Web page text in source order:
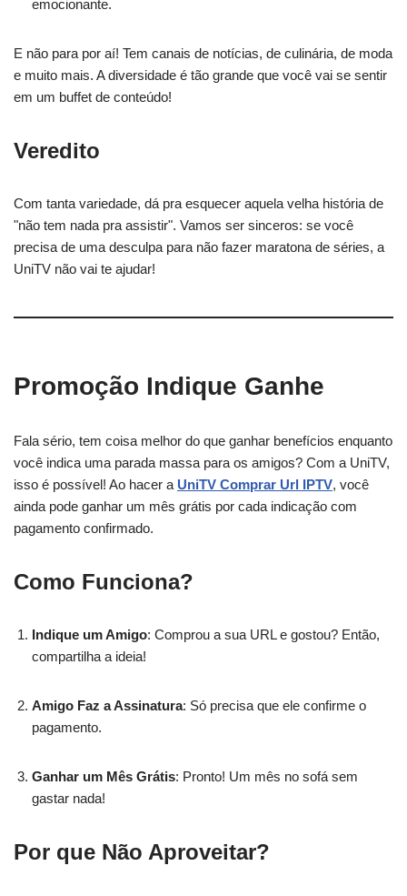
emocionante.
E não para por aí! Tem canais de notícias, de culinária, de moda
e muito mais. A diversidade é tão grande que você vai se sentir
em um buffet de conteúdo!
Veredito
Com tanta variedade, dá pra esquecer aquela velha história de
"não tem nada pra assistir". Vamos ser sinceros: se você
precisa de uma desculpa para não fazer maratona de séries, a
UniTV não vai te ajudar!
Promoção Indique Ganhe
Fala sério, tem coisa melhor do que ganhar benefícios enquanto
você indica uma parada massa para os amigos? Com a UniTV,
isso é possível! Ao hacer a UniTV Comprar Url IPTV, você
ainda pode ganhar um mês grátis por cada indicação com
pagamento confirmado.
Como Funciona?
Indique um Amigo: Comprou a sua URL e gostou? Então,
compartilha a ideia!
Amigo Faz a Assinatura: Só precisa que ele confirme o
pagamento.
Ganhar um Mês Grátis: Pronto! Um mês no sofá sem
gastar nada!
Por que Não Aproveitar?